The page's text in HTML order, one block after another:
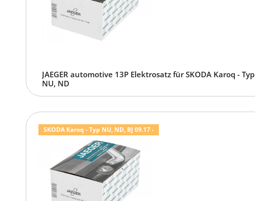
JAEGER automotive 13P Elektrosatz für SKODA Karoq - Typ
NU, ND
SKODA Karoq - Typ NU, ND, BJ 09.17 -